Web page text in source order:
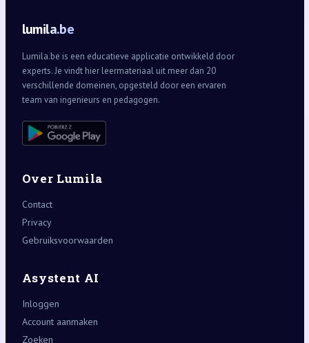
lumila.be
Lumila.be is een educatieve applicatie ontwikkeld door
experts. Je vindt hier leermateriaal uit meer dan 20
verschillende domeinen, opgesteld door een ervaren
team van ingenieurs en pedagogen.
Over Lumila
Contact
Privacy
Gebruiksvoorwaarden
Asystent AI
Inloggen
Account aanmaken
Zoeken